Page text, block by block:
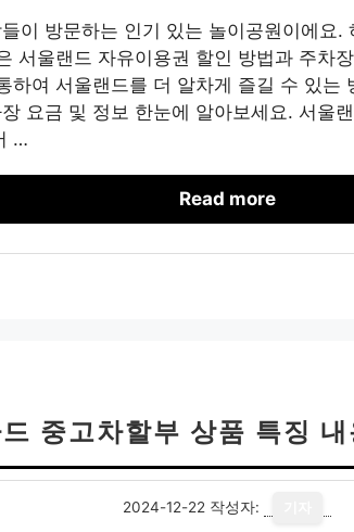
이 방문하는 인기 있는 놀이공원이에요.
서울랜드 자유이용권 할인 방법과 주차
하여 서울랜드를 더 알차게 즐길 수 있는
요금 및 정보 한눈에 알아보세요. 서울
…
Read more
중고차할부 상품 특징
2024-12-22 작성자: